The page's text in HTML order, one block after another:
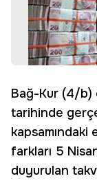
Bağ-Kur (4/b)
tarihinde
kapsamındaki
farkları 5
duyurulan